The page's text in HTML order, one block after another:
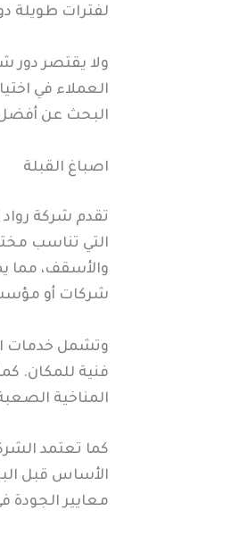
لفترات طويلة
ولا يقتصر دور
العملاء في
البحث عن
اصباغ القبلة
تقدم شركة
التي تناسب
والأسقف، مما
شركات أو
وتشمل خدمات
فنية للمكان.
المناخية
كما تعتمد
الأساس قبل
معايير الجودة